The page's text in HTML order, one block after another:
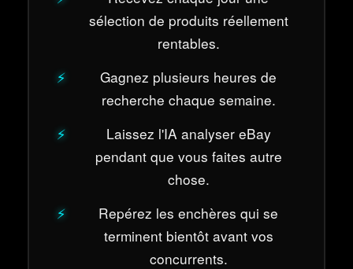
sélection de produits réellement
rentables.
Gagnez plusieurs heures de
recherche chaque semaine.
Laissez l'IA analyser eBay
pendant que vous faites autre
chose.
Repérez les enchères qui se
terminent bientôt avant vos
concurrents.